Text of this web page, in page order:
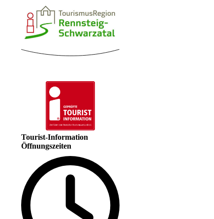
Tourist-Information
Öffnungszeiten